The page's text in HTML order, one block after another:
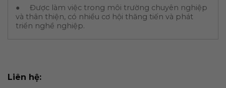
● Được làm việc trong môi trường chuyên nghiệp
và thân thiện, có nhiều cơ hội thăng tiến và phát
triển nghề nghiệp.
Liên hệ: